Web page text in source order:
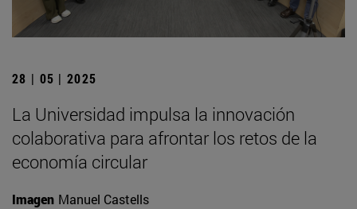
28 | 05 | 2025
La Universidad impulsa la innovación
colaborativa para afrontar los retos de la
economía circular
Imagen Manuel Castells